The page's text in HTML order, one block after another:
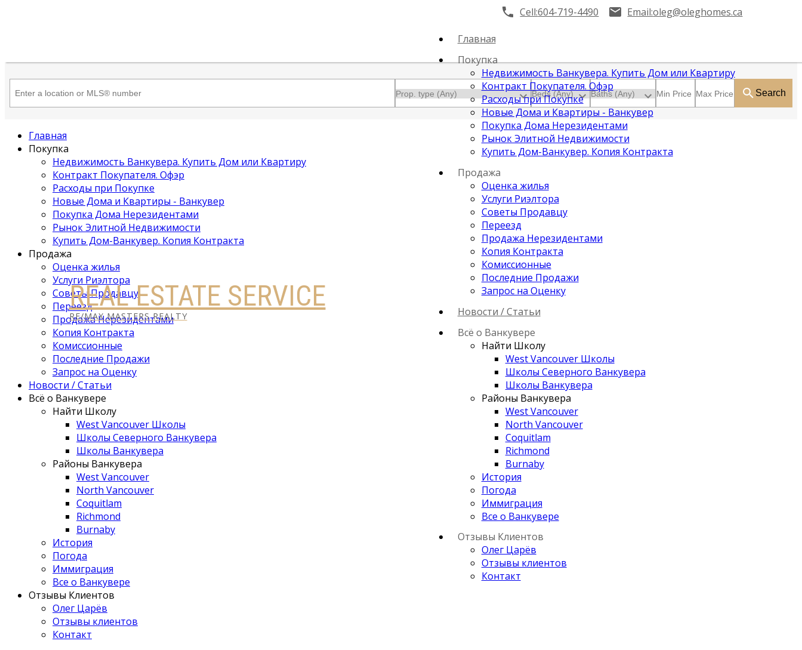
REAL ESTATE SERVICE
RE/MAX MASTERS REALTY
Cell:604-719-4490 Email:oleg@oleghomes.ca
Главная
Покупка
Недвижимость Ванкувера. Купить Дом или Квартиру
Контракт Покупателя. Офэр
Расходы при Покупке
Новые Дома и Квартиры - Ванкувер
Покупка Дома Нерезидентами
Рынок Элитной Недвижимости
Купить Дом-Ванкувер. Копия Контракта
Продажа
Оценка жилья
Услуги Риэлтора
Советы Продавцу
Переезд
Продажа Нерезидентами
Копия Контракта
Комиссионные
Последние Продажи
Запрос на Оценку
Новости / Статьи
Всё о Ванкувере
Найти Школу
West Vancouver Школы
Школы Северного Ванкувера
Школы Ванкувера
Районы Ванкувера
West Vancouver
North Vancouver
Coquitlam
Richmond
Burnaby
История
Погода
Иммиграция
Все о Ванкувере
Отзывы Клиентов
Олег Царёв
Отзывы клиентов
Контакт
Search
Главная
Покупка
Недвижимость Ванкувера. Купить Дом или Квартиру
Контракт Покупателя. Офэр
Расходы при Покупке
Новые Дома и Квартиры - Ванкувер
Покупка Дома Нерезидентами
Рынок Элитной Недвижимости
Купить Дом-Ванкувер. Копия Контракта
Продажа
Оценка жилья
Услуги Риэлтора
Советы Продавцу
Переезд
Продажа Нерезидентами
Копия Контракта
Комиссионные
Последние Продажи
Запрос на Оценку
Новости / Статьи
Всё о Ванкувере
Найти Школу
West Vancouver Школы
Школы Северного Ванкувера
Школы Ванкувера
Районы Ванкувера
West Vancouver
North Vancouver
Coquitlam
Richmond
Burnaby
История
Погода
Иммиграция
Все о Ванкувере
Отзывы Клиентов
Олег Царёв
Отзывы клиентов
Контакт